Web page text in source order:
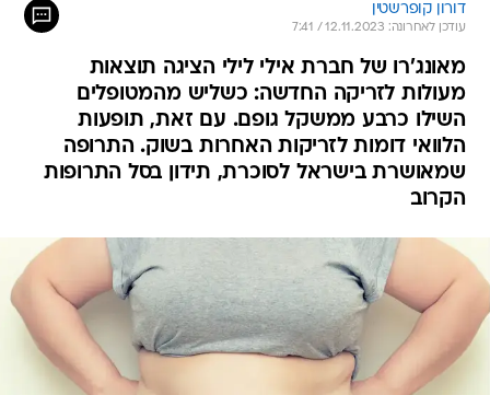
דורון קופרשטין
עודכן לאחרונה: 12.11.2023 / 7:41
מאונג'רו של חברת אילי לילי הציגה תוצאות
מעולות לזריקה החדשה: כשליש מהמטופלים
השילו כרבע ממשקל גופם. עם זאת, תופעות
הלוואי דומות לזריקות האחרות בשוק. התרופה
שמאושרת בישראל לסוכרת, תידון בסל התרופות
הקרוב